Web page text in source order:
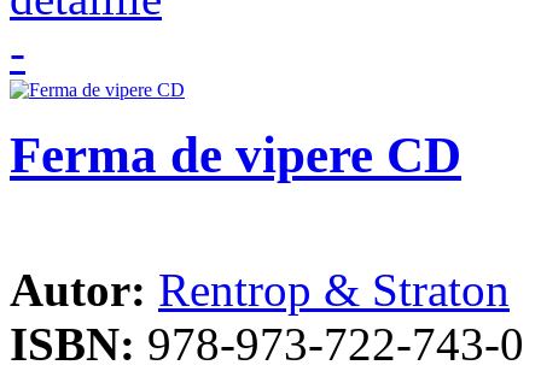
Ferma de vipere CD
Autor: Rentrop & Straton
ISBN: 978-973-722-743-0